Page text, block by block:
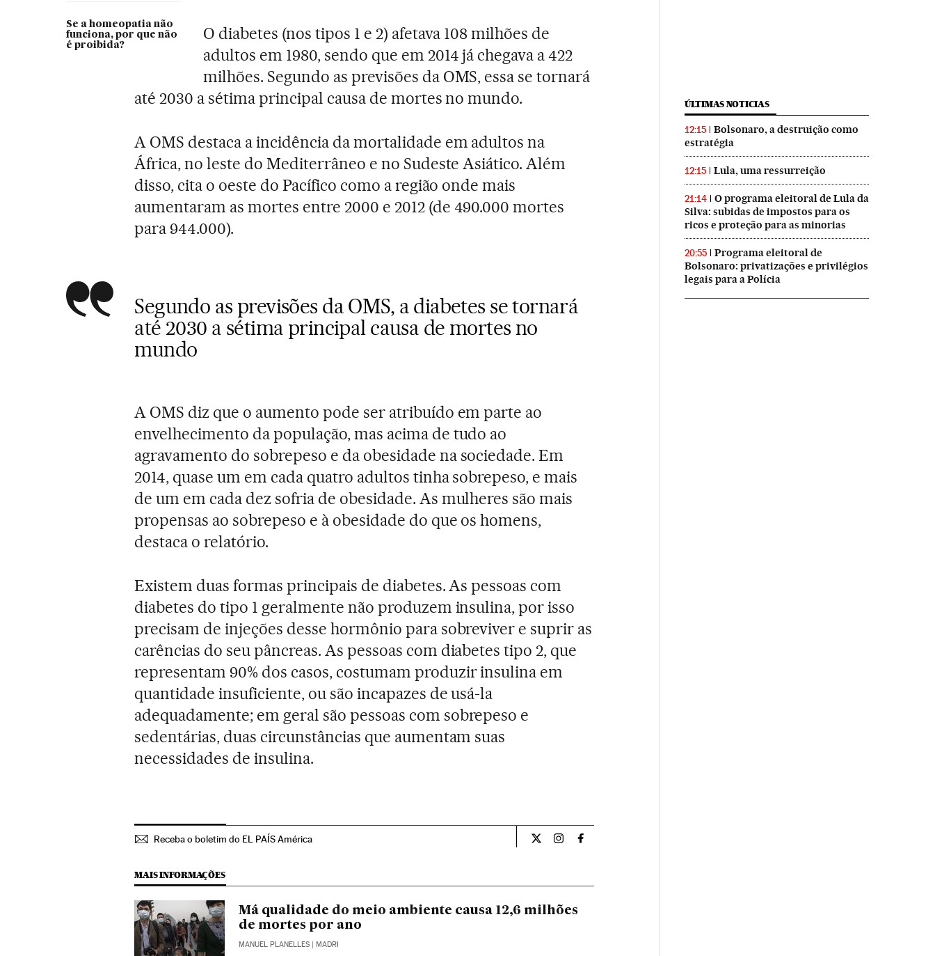
Se a homeopatia não
funciona, por que não
é proibida?
O diabetes (nos tipos 1 e 2) afetava 108 milhões de
adultos em 1980, sendo que em 2014 já chegava a 422
milhões. Segundo as previsões da OMS, essa se tornará
até 2030 a sétima principal causa de mortes no mundo.
A OMS destaca a incidência da mortalidade em adultos na
África, no leste do Mediterrâneo e no Sudeste Asiático. Além
disso, cita o oeste do Pacífico como a região onde mais
aumentaram as mortes entre 2000 e 2012 (de 490.000 mortes
para 944.000).
Segundo as previsões da OMS, a diabetes se tornará
até 2030 a sétima principal causa de mortes no
mundo
A OMS diz que o aumento pode ser atribuído em parte ao
envelhecimento da população, mas acima de tudo ao
agravamento do sobrepeso e da obesidade na sociedade. Em
2014, quase um em cada quatro adultos tinha sobrepeso, e mais
de um em cada dez sofria de obesidade. As mulheres são mais
propensas ao sobrepeso e à obesidade do que os homens,
destaca o relatório.
Existem duas formas principais de diabetes. As pessoas com
diabetes do tipo 1 geralmente não produzem insulina, por isso
precisam de injeções desse hormônio para sobreviver e suprir as
carências do seu pâncreas. As pessoas com diabetes tipo 2, que
representam 90% dos casos, costumam produzir insulina em
quantidade insuficiente, ou são incapazes de usá-la
adequadamente; em geral são pessoas com sobrepeso e
sedentárias, duas circunstâncias que aumentam suas
necessidades de insulina.
Receba o boletim do EL PAÍS América Ciencia El País Brasil en Twitter
Ciencia El País Brasil en Instagram
Ciencia El País Brasil en Facebook
MAIS INFORMAÇÕES
Má qualidade do meio ambiente causa 12,6 milhões
de mortes por ano
MANUEL PLANELLES | MADRI
ÚLTIMAS NOTICIAS
12:15
Bolsonaro, a destruição como
estratégia
12:15 Lula, uma ressurreição
21:14
O programa eleitoral de Lula da
Silva: subidas de impostos para os
ricos e proteção para as minorias
20:55
Programa eleitoral de
Bolsonaro: privatizações e privilégios
legais para a Polícia